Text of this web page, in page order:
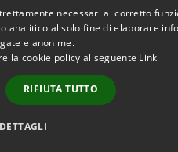
Copyright © 2026 • Comune di
necessari al corretto
analitico al solo fine di elaborare
e anonime.
la cookie policy al seguente Link
RIFIUTA TUTTO